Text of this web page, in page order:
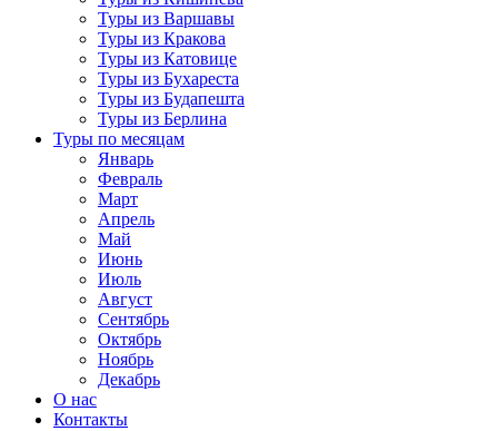
Туры из Варшавы
Туры из Кракова
Туры из Катовице
Туры из Бухареста
Туры из Будапешта
Туры из Берлина
Туры по месяцам
Январь
Февраль
Март
Апрель
Май
Июнь
Июль
Август
Сентябрь
Октябрь
Ноябрь
Декабрь
О нас
Контакты